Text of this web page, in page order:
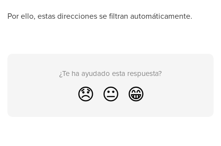
Por ello, estas direcciones se filtran automáticamente.
¿Te ha ayudado esta respuesta?
😞 😐 😁